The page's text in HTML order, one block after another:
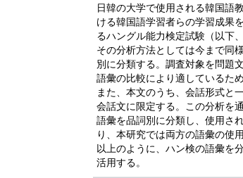
日韓の大学で使用される韓国語
ける韓国語学習者らの学習成果
るハングル能力検定試験（以下
その分析方法としては今まで同
別に分類する。調査対象を問題
語彙の比較により適しているため
また、本文のうち、会話形式と
会話文に限定する。この分析を
語彙を品詞別に分類し、使用さ
り、本研究では両方の語彙の使
以上のように、ハン検の語彙を
活用する。